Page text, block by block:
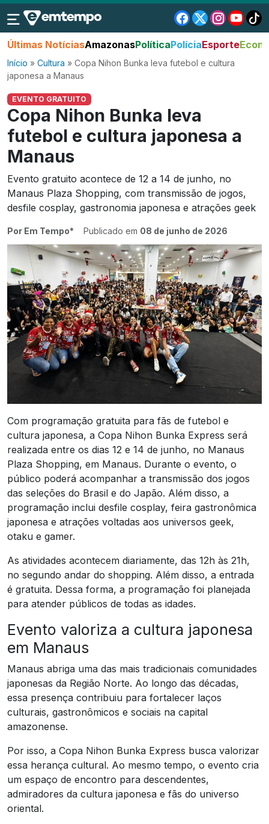
Últimas NotíciasAmazonasPolíticaPolíciaEsporte
Início » Cultura » Copa Nihon Bunka leva futebol e cultura
japonesa a Manaus
EVENTO GRATUITO
Copa Nihon Bunka leva
futebol e cultura japonesa a
Manaus
Evento gratuito acontece de 12 a 14 de junho, no
Manaus Plaza Shopping, com transmissão de jogos,
desfile cosplay, gastronomia japonesa e atrações geek
Por Em Tempo* Publicado em 08 de junho de 2026
Com programação gratuita para fãs de futebol e
cultura japonesa, a Copa Nihon Bunka Express será
realizada entre os dias 12 e 14 de junho, no Manaus
Plaza Shopping, em Manaus. Durante o evento, o
público poderá acompanhar a transmissão dos jogos
das seleções do Brasil e do Japão. Além disso, a
programação inclui desfile cosplay, feira gastronômica
japonesa e atrações voltadas aos universos geek,
otaku e gamer.
As atividades acontecem diariamente, das 12h às 21h,
no segundo andar do shopping. Além disso, a entrada
é gratuita. Dessa forma, a programação foi planejada
para atender públicos de todas as idades.
Evento valoriza a cultura japonesa
em Manaus
Manaus abriga uma das mais tradicionais comunidades
japonesas da Região Norte. Ao longo das décadas,
essa presença contribuiu para fortalecer laços
culturais, gastronômicos e sociais na capital
amazonense.
Por isso, a Copa Nihon Bunka Express busca valorizar
essa herança cultural. Ao mesmo tempo, o evento cria
um espaço de encontro para descendentes,
admiradores da cultura japonesa e fãs do universo
oriental.